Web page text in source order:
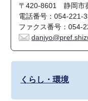
〒420-8601 静岡市
電話番号：054-221-
ファクス番号：054-
くらし・環境